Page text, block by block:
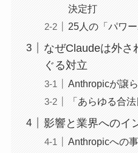
決定打
25人の「パワ
なぜClaudeは外さ
ぐる対立
Anthropicが譲
「あらゆる合
影響と業界へのイ
Anthropicへの